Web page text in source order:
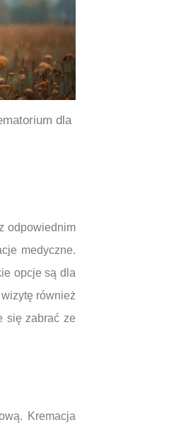
dla
odpowiednim
medyczne.
opcje są dla
również
się zabrać ze
Kremacja